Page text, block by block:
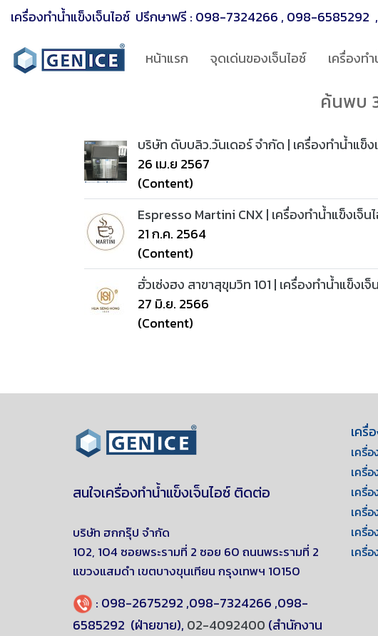
เครื่องทำน้ำแข็งเจ็นไอซ์ ปรึกษาฟรี : 098-7324266 , 098-6585292 ,
หน้าแรก จุดเด่นของเจ็นไอซ์ เครื่องท
ค้นพบ
บริษัท ดับบลิว.วันเดอร์ จำกัด | เครื่องทำน้ำแข็ง
26 เม.ย 2567
(Content)
Espresso Martini CNX | เครื่องทำน้ำแข็งเจ็น
21 ก.ค. 2564
(Content)
ฮั่วเซ่งฮง สาขาสุขุมวิท 101 | เครื่องทำน้ำแข็งเ
27 มิ.ย. 2566
(Content)
สนใจเครื่องทำน้ำแข็งเจ็นไอซ์ ติดต่อ
บริษัท ฮกกรุ๊ป จำกัด
102, 104 ซอยพระรามที่ 2 ซอย 60 ถนนพระรามที่ 2
แขวงแสมดำ เขตบางขุนเทียนกรุงเทพฯ 10150
: 098-2675292 ,098-7324266 ,098-
6585292 (ฝ่ายขาย), 02-4092400 (สำนักงาน
เครื่
เครื่
เครื่
เครื่
เครื่
เครื่
เครื่